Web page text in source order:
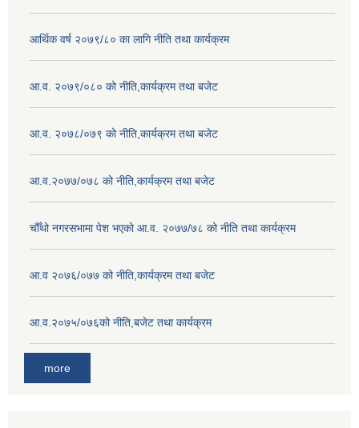
आर्थिक वर्ष २०७९/८० का लागि नीति तथा कार्यक्रम
आ.व. २०७९/०८० को नीति,कार्यक्रम तथा बजेट
आ.व. २०७८/०७९ को नीति,कार्यक्रम तथा बजेट
आ.व.२०७७/०७८ को नीति,कार्यक्रम तथा बजेट
चौँथो नगरसभामा पेश भएको आ.व. २०७७/७८ को नीति तथा कार्यक्रम
आ.व २०७६/०७७ को नीति,कार्यक्रम तथा बजेट
आ.व.२०७५/०७६को नीति,बजेट तथा कार्यक्रम
more